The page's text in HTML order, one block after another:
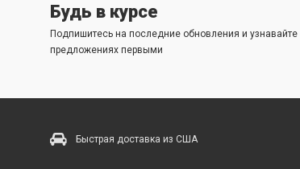
Будь в курсе
Подпишитесь на последние обновления и
предложениях первыми
Быстрая доставка из США